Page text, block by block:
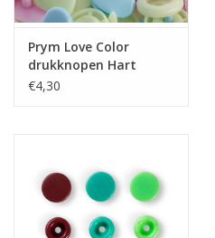
Prym Love Color
drukknopen Hart
12,4mm
€4,30